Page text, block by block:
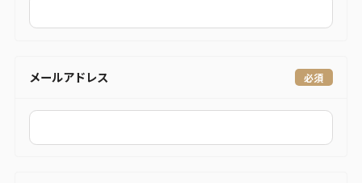
メールアドレス